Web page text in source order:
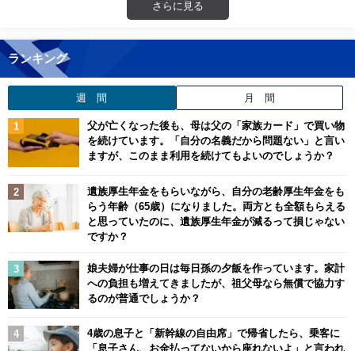
さらに見る
ランキング
週 間 月 間
父が亡くなった後も、母は父の「家族カード」で買い物
を続けています。「自分の名義だから問題ない」と言い
ますが、このまま利用を続けてもよいのでしょうか？
遺族厚生年金をもらいながら、自分の老齢厚生年金をも
らう年齢（65歳）になりました。両方とも全額もらえる
と思っていたのに、遺族厚生年金が減るって損じゃない
ですか？
娘夫婦が仕事の日は毎日孫の夕飯を作っています。家計
への負担も増えてきましたが、祖父母なら無償で協力す
るのが普通でしょうか？
4歳の息子と「新幹線の自由席」で帰省したら、乗客に
「息子さん、お金払ってないから座れないよ」と言われ